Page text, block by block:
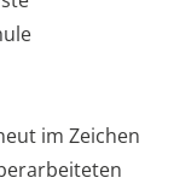
im Zeichen